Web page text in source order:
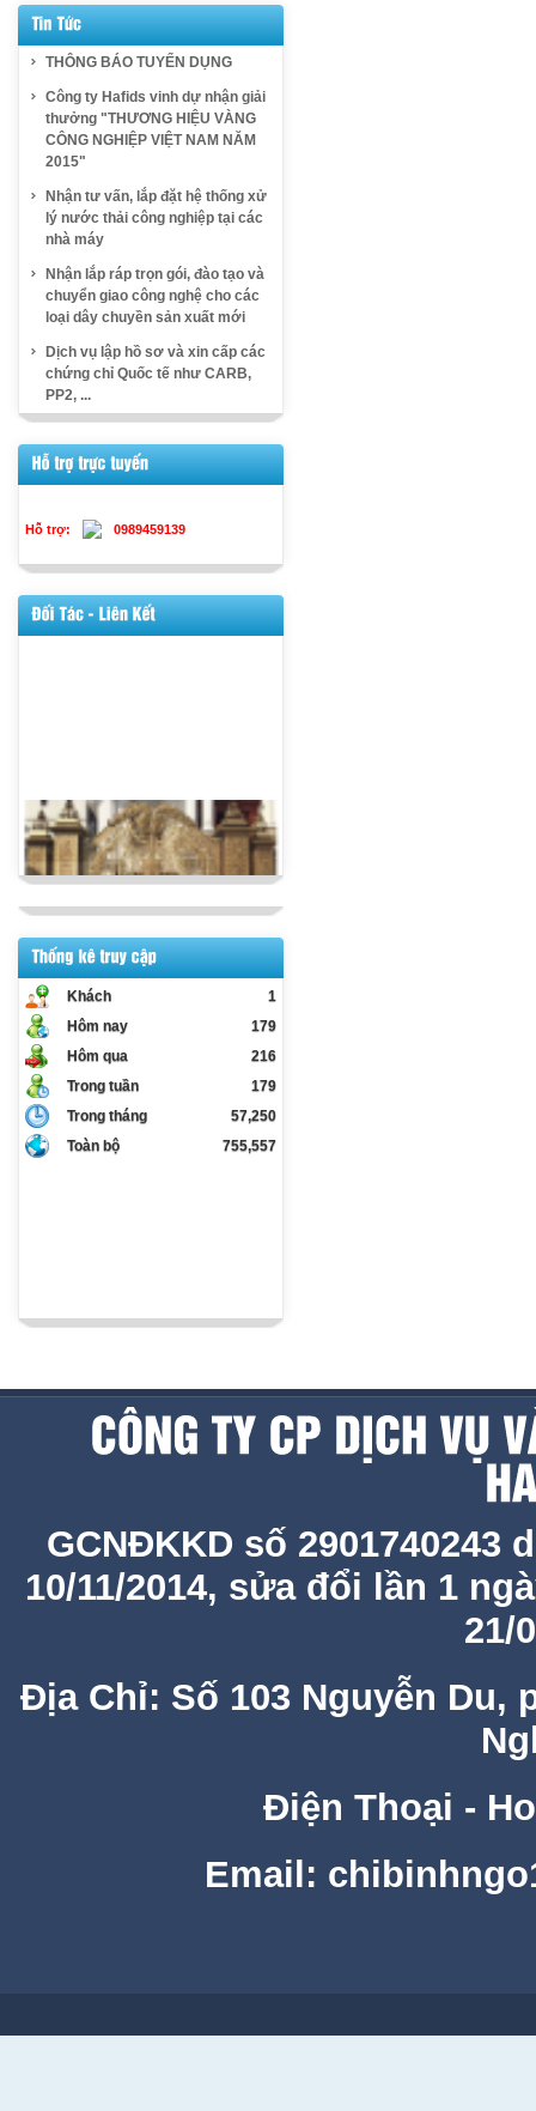
THÔNG BÁO TUYỂN DỤNG
Công ty Hafids vinh dự nhận giải
thưởng "THƯƠNG HIỆU VÀNG
CÔNG NGHIỆP VIỆT NAM NĂM
2015"
Nhận tư vấn, lắp đặt hệ thống xử
lý nước thải công nghiệp tại các
nhà máy
Nhận lắp ráp trọn gói, đào tạo và
chuyển giao công nghệ cho các
loại dây chuyền sản xuất mới
Dịch vụ lập hồ sơ và xin cấp các
chứng chỉ Quốc tế như CARB,
PP2, ...
Hỗ trợ: 0989459139
Khách
1
Hôm nay
179
Hôm qua
216
Trong tuần
179
Trong tháng
57,250
Toàn bộ
755,557
GCNĐKKD số 2901740243
10/11/2014, sửa đổi lần 1
21/
Địa Chỉ: Số 103 Nguyễn Du,
Điện Thoại -
Email: